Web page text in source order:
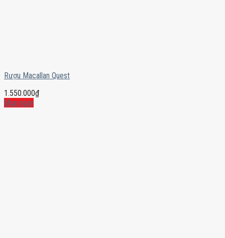
Rượu Macallan Quest
1.550.000₫
Mua ngay